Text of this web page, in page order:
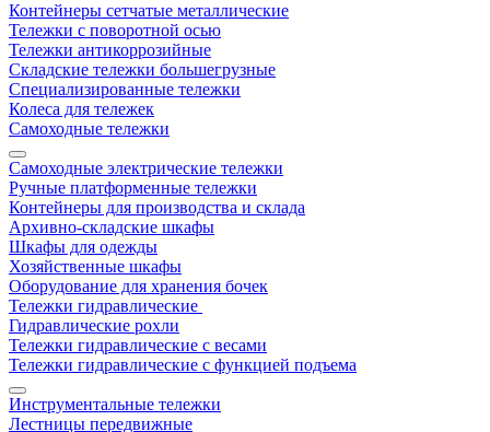
Контейнеры сетчатые металлические
Тележки с поворотной осью
Тележки антикоррозийные
Складские тележки большегрузные
Специализированные тележки
Колеса для тележек
Самоходные тележки
Самоходные электрические тележки
Ручные платформенные тележки
Контейнеры для производства и склада
Архивно-складские шкафы
Шкафы для одежды
Хозяйственные шкафы
Оборудование для хранения бочек
Тележки гидравлические
Гидравлические рохли
Тележки гидравлические с весами
Тележки гидравлические с функцией подъема
Инструментальные тележки
Лестницы передвижные